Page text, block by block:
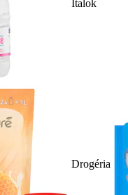
Italok
Drogéria